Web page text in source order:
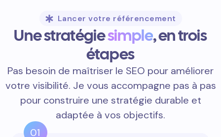
Lancer votre référencement
Une stratégiesimple, en trois
étapes
Pas besoin de maîtriser le SEO pour améliorer
votre visibilité. Je vous accompagne pas à pas
pour construire une stratégie durable et
adaptée à vos objectifs.
01